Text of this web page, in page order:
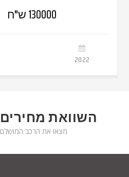
130000 ש"ח
2022
השוואת מחירים
מצאו את הרכב המושלם